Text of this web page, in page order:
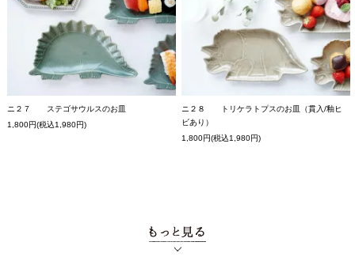
ニ２７ ステゴサウルスのお皿
1,800円(税込1,980円)
ニ２８ トリケラトプスのお皿（貫入/釉ヒ
ビあり）
1,800円(税込1,980円)